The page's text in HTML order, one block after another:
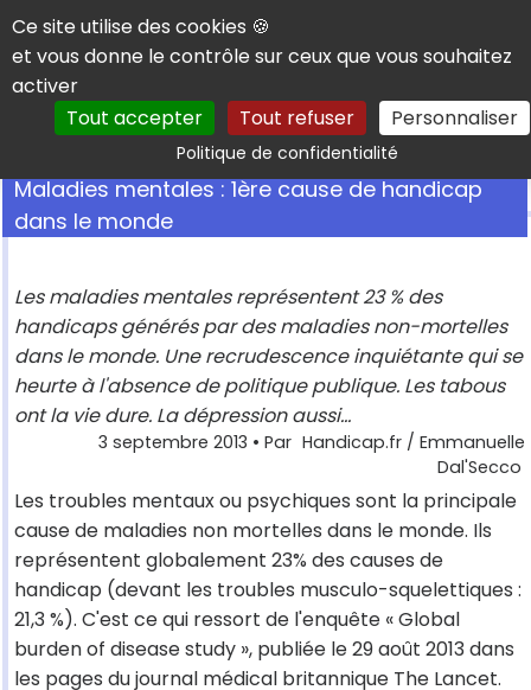
Panneau de gestion des cookies
Ce site utilise des cookies 🍪
et vous donne le contrôle sur ceux que vous souhaitez
activer
Tout accepter
Tout refuser Personnaliser
Politique de confidentialitéRechercher
Maladies mentales : 1ère cause de handicap
dans le monde
Les maladies mentales représentent 23 % des
handicaps générés par des maladies non-mortelles
dans le monde. Une recrudescence inquiétante qui se
heurte à l'absence de politique publique. Les tabous
ont la vie dure. La dépression aussi...
3 septembre 2013 • Par Handicap.fr / Emmanuelle
Dal'Secco
Les troubles mentaux ou psychiques sont la principale
cause de maladies non mortelles dans le monde. Ils
représentent globalement 23% des causes de
handicap (devant les troubles musculo-squelettiques :
21,3 %). C'est ce qui ressort de l'enquête « Global
burden of disease study », publiée le 29 août 2013 dans
les pages du journal médical britannique The Lancet.